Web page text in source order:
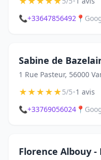
📞+33647856492 📍
Sabine de
1 Rue Pasteur, 56000
★★★★★5/5•1 avis
📞+33769056024 📍
Florence Albouy -